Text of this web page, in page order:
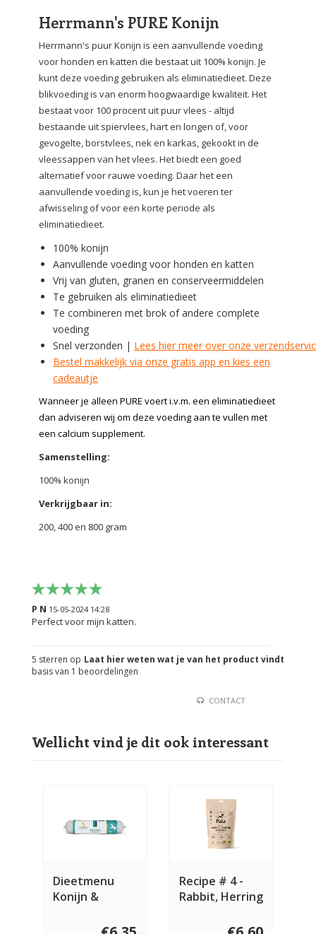
Herrmann's PURE Konijn
Herrmann's puur Konijn is een aanvullende voeding
voor honden en katten die bestaat uit 100% konijn. Je
kunt deze voeding gebruiken als eliminatiedieet. Deze
blikvoeding is van enorm hoogwaardige kwaliteit. Het
bestaat voor 100 procent uit puur vlees - altijd
bestaande uit spiervlees, hart en longen of, voor
gevogelte, borstvlees, nek en karkas, gekookt in de
vleessappen van het vlees. Het biedt een goed
alternatief voor rauwe voeding. Daar het een
aanvullende voeding is, kun je het voeren ter
afwisseling of voor een korte periode als
eliminatiedieet.
100% konijn
Aanvullende voeding voor honden en katten
Vrij van gluten, granen en conserveermiddelen
Te gebruiken als eliminatiedieet
Te combineren met brok of andere complete
voeding
Snel verzonden | Lees hier meer over onze
Bestel makkelijk via onze gratis app en kies een
cadeautje
Wanneer je alleen PURE voert i.v.m. een eliminatiedieet
dan adviseren wij om deze voeding aan te vullen met
een calcium supplement.
Samenstelling:
100% konijn
Verkrijgbaar in:
200, 400 en 800 gram
P N 15-05-2024 14:28
Perfect voor mijn katten.
Laat hier weten wat je van het product vindt
5 sterren op
basis van 1 beoordelingen
CONTACT
Wellicht vind je dit ook interessant
Dieetmenu
Konijn &
Recipe # 4 -
Rabbit, Herring